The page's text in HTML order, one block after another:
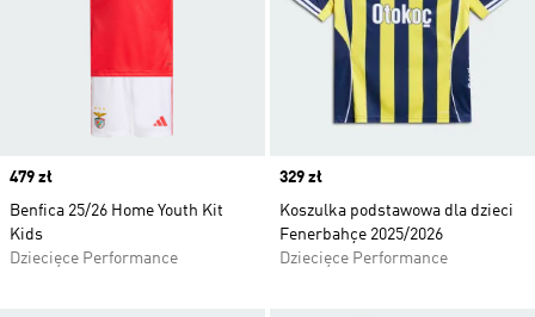
Price
479 zł
Benfica 25/26 Home Youth Kit
Kids
Dziecięce Performance
Price
329 zł
Koszulka podstawowa dla dzieci
Fenerbahçe 2025/2026
Dziecięce Performance